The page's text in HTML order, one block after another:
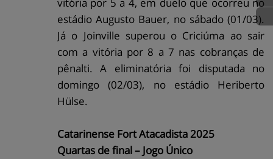
vitória por 5 a 4, em duelo que ocorreu no
estádio Augusto Bauer, no sábado (01/03).
Já o Joinville superou o Criciúma ao sair
com a vitória por 8 a 7 nas cobranças de
pênalti. A eliminatória foi disputada no
domingo (02/03), no estádio Heriberto
Hülse.
Catarinense Fort Atacadista 2025
Quartas de final – Jogo Único